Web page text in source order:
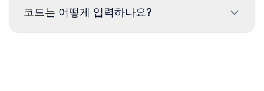
4500 RDS라디오 모델에서는 2와 6버튼을 누르면
제공됩니다.
코드는 어떻게 입력하나요?